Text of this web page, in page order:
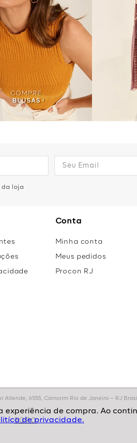
de privacidade.
da loja
Conta
Minha conta
Meus pedidos
Procon RJ
Allende, 6555, Camorim Rio de Janeiro – RJ
TOPO